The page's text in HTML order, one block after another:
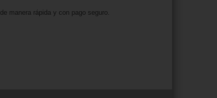
de manera rápida y con pago seguro.